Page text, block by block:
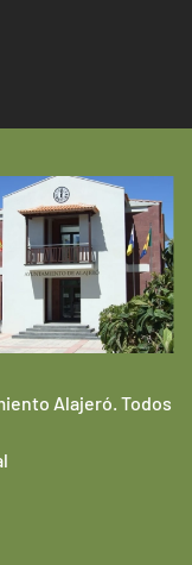
Alajeró. Todos